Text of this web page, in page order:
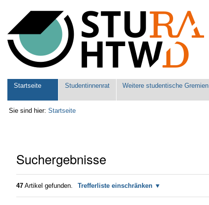
Werkzeuge
Sektionen
Startseite Studentinnenrat Weitere studentische Gremien
Sie sind hier: Startseite
Suchergebnisse
47 Artikel gefunden. Trefferliste einschränken